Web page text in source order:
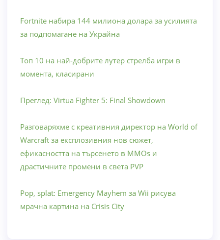
Fortnite набира 144 милиона долара за усилията
за подпомагане на Украйна
Топ 10 на най-добрите лутер стрелба игри в
момента, класирани
Преглед: Virtua Fighter 5: Final Showdown
Разговаряхме с креативния директор на World of
Warcraft за експлозивния нов сюжет,
ефикасността на търсенето в MMOs и
драстичните промени в света PVP
Pop, splat: Emergency Mayhem за Wii рисува
мрачна картина на Crisis City